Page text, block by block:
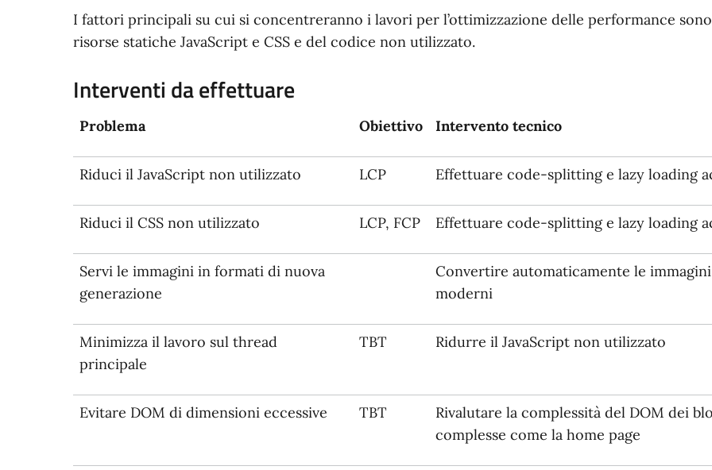
I fattori principali su cui si concentreranno i lavori per l’ottimizzazione delle performance
risorse statiche JavaScript e CSS e del codice non utilizzato.
Interventi da effettuare
Problema Obiettivo Intervento tecnico
Riduci il JavaScript non utilizzato LCP Effettuare code-splitting e lazy loading
Riduci il CSS non utilizzato LCP, FCP Effettuare code-splitting e lazy loading
Servi le immagini in formati di nuova
generazione
Convertire automaticamente le
moderni
Minimizza il lavoro sul thread
principale
TBT Ridurre il JavaScript non utilizzato
Evitare DOM di dimensioni eccessive TBT
Rivalutare la complessità del DOM dei
complesse come la home page